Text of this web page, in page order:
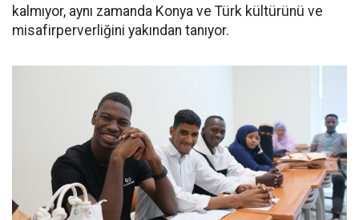
kalmıyor, aynı zamanda Konya ve Türk kültürünü ve
misafirperverliğini yakından tanıyor.